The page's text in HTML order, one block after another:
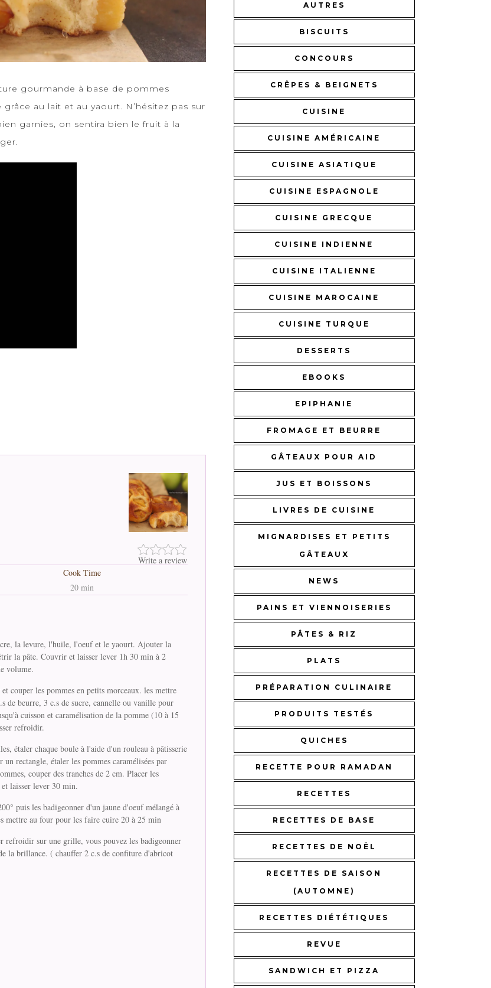
gourmande à base de pommes
au lait et au yaourt. N’hésitez pas sur
garnies, on sentira bien le fruit à la
Write a review
Cook Time
20 min
la levure, l'huile, l'oeuf et le yaourt. Ajouter la
la pâte. Couvrir et laisser lever 1h 30 min à 2
volume.
couper les pommes en petits morceaux. les mettre
de beurre, 3 c.s de sucre, cannelle ou vanille pour
cuisson et caramélisation de la pomme (10 à 15
refroidir.
étaler chaque boule à l'aide d'un rouleau à pâtisserie
rectangle, étaler les pommes caramélisées par
couper des tranches de 2 cm. Placer les
laisser lever 30 min.
puis les badigeonner d'un jaune d'oeuf mélangé à
mettre au four pour les faire cuire 20 à 25 min
refroidir sur une grille, vous pouvez les badigeonner
la brillance. ( chauffer 2 c.s de confiture d'abricot
AUTRES
BISCUITS
CONCOURS
CRÊPES & BEIGNETS
CUISINE
CUISINE AMÉRICAINE
CUISINE ASIATIQUE
CUISINE ESPAGNOLE
CUISINE GRECQUE
CUISINE INDIENNE
CUISINE ITALIENNE
CUISINE MAROCAINE
CUISINE TURQUE
DESSERTS
EBOOKS
EPIPHANIE
FROMAGE ET BEURRE
GÂTEAUX POUR AID
JUS ET BOISSONS
LIVRES DE CUISINE
MIGNARDISES ET PETITS
GÂTEAUX
NEWS
PAINS ET VIENNOISERIES
PÂTES & RIZ
PLATS
PRÉPARATION CULINAIRE
PRODUITS TESTÉS
QUICHES
RECETTE POUR RAMADAN
RECETTES
RECETTES DE BASE
RECETTES DE NOËL
RECETTES DE SAISON
(AUTOMNE)
RECETTES DIÉTÉTIQUES
REVUE
SANDWICH ET PIZZA